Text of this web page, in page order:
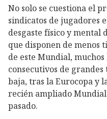
No solo se cuestiona el
sindicatos de jugadores
desgaste físico y mental
que disponen de menos
de este Mundial,
consecutivos de
baja, tras la Eurocopa y
recién ampliado
pasado.